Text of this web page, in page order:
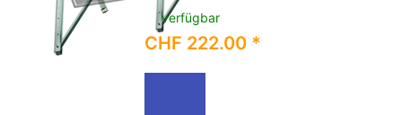
verfügbar
CHF 222.00 *